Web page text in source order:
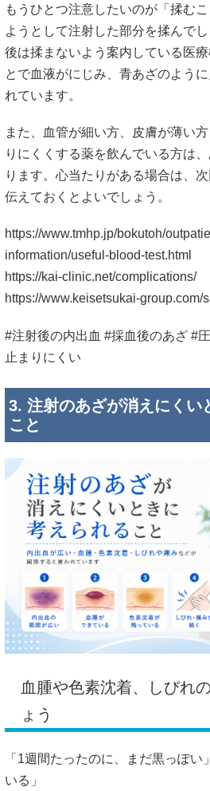
もうひとつ注意したいのが「揉む
ようとして注射した部分を揉んで
後は揉まないよう案内している医
とで血液がにじみ、青あざのよう
れています。
また、血管が細い方、皮膚が薄い
りにくくする薬を飲んでいる方は
ります。心当たりがある場合は、
伝えておくとよいでしょう。
https://www.tmhp.jp/bokutoh/
information/useful-blood-test.html
https://kai-clinic.net/complications/
https://www.keisetsukai-group.com/
#注射後の内出血 #採血後のあざ #
止まりにくい
3. 注射のあざが消えにくい
こと
血腫や色素沈着、しびれ
ょう
「1週間たったのに、まだ黒っぽい
いる」